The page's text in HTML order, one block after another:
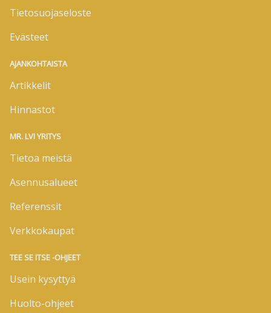
Tietosuojaseloste
Evästeet
AJANKOHTAISTA
Artikkelit
Hinnastot
MR. LVI YRITYS
Tietoa meistä
Asennusalueet
Referenssit
Verkkokaupat
TEE SE ITSE -OHJEET
Usein kysyttyä
Huolto-ohjeet